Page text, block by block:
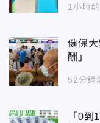
1小時前
健保
酬」
52分鐘
「0